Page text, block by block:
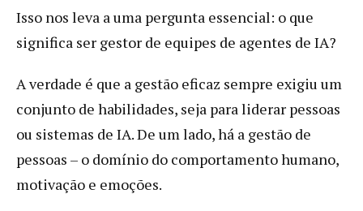
Isso nos leva a uma pergunta essencial: o que
significa ser gestor de equipes de agentes de IA?
A verdade é que a gestão eficaz sempre exigiu um
conjunto de habilidades, seja para liderar pessoas
ou sistemas de IA. De um lado, há a gestão de
pessoas – o domínio do comportamento humano,
motivação e emoções.